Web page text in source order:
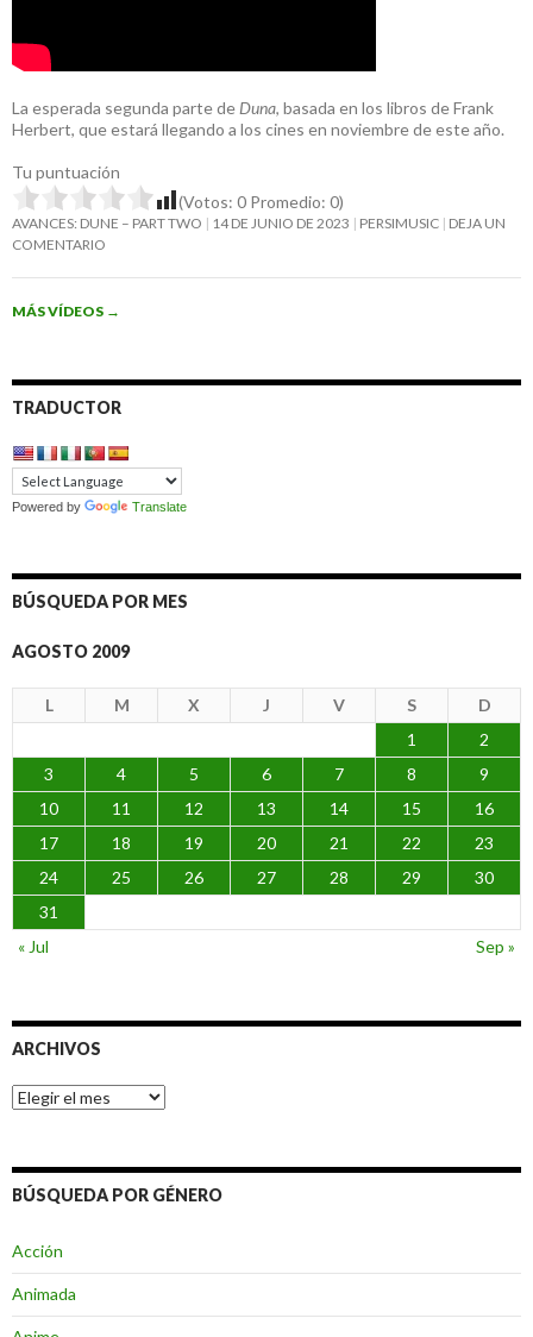
La esperada segunda parte de Duna, basada en los libros de Frank
Herbert, que estará llegando a los cines en noviembre de este año.
Tu puntuación
(Votos: 0 Promedio: 0)
AVANCES: DUNE – PART TWO 14 DE JUNIO DE 2023 PERSIMUSIC DEJA UN
COMENTARIO
MÁS VÍDEOS →
TRADUCTOR
Powered by Translate
BÚSQUEDA POR MES
AGOSTO 2009
L M X J V S
D
1
2
3
4 5 6 7 8
9
10
11 12 13 14 15
16
17
18 19 20 21 22
23
24
25 26 27 28 29
30
31
« Jul
Sep »
ARCHIVOS
Archivos
BÚSQUEDA POR GÉNERO
Acción
Animada